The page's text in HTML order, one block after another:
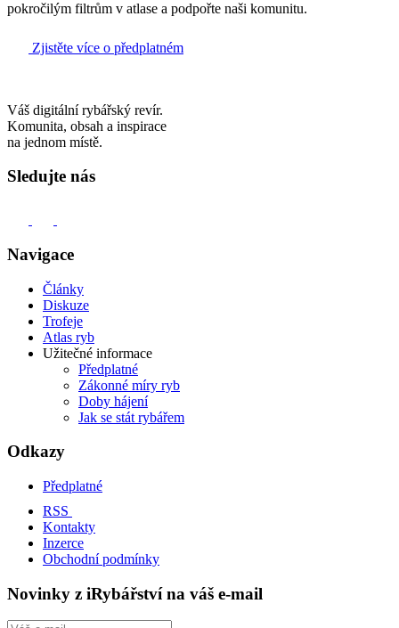
pokročilým filtrům v atlase a podpořte naši komunitu.
Zjistěte více o předplatném
Váš digitální rybářský revír.
Komunita, obsah a inspirace
na jednom místě.
Sledujte nás
Navigace
Články
Diskuze
Trofeje
Atlas ryb
Užitečné informace
Předplatné
Zákonné míry ryb
Doby hájení
Jak se stát rybářem
Odkazy
Předplatné
RSS
Kontakty
Inzerce
Obchodní podmínky
Novinky z iRybářství na váš e-mail